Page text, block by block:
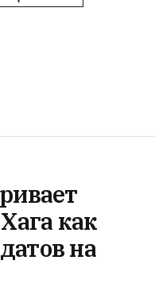
как
на